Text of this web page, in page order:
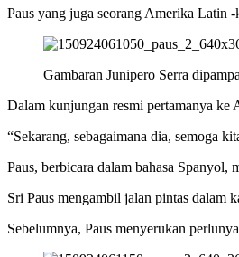
Paus yang juga seorang Amerika Latin
Gambaran Junipero Serra
Dalam kunjungan resmi pertamanya ke
“Sekarang, sebagaimana dia, semoga
Paus, berbicara dalam bahasa
Sri Paus mengambil jalan pintas dalam
Sebelumnya, Paus menyerukan